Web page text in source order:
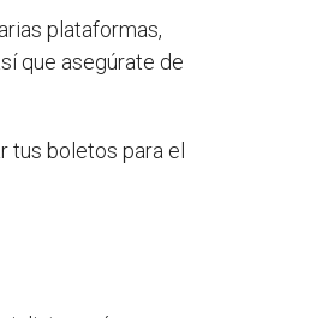
plataformas,
que asegúrate de
tus boletos para el